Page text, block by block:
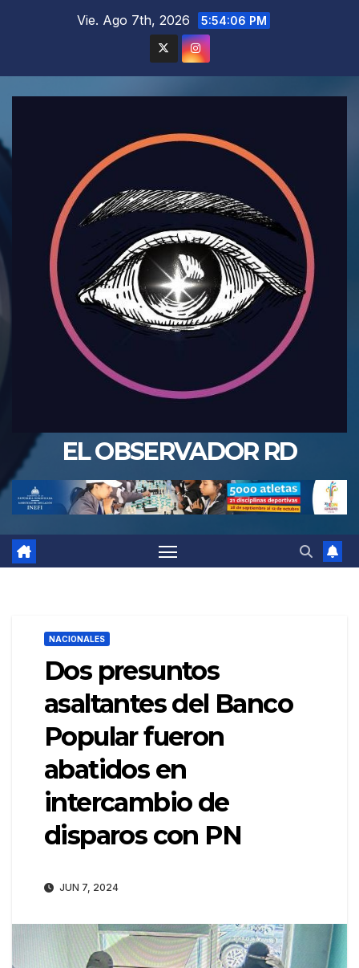
Vie. Ago 7th, 2026 5:54:07 PM
EL OBSERVADOR RD
NACIONALES
Dos presuntos
asaltantes del Banco
Popular fueron
abatidos en
intercambio de
disparos con PN
JUN 7, 2024